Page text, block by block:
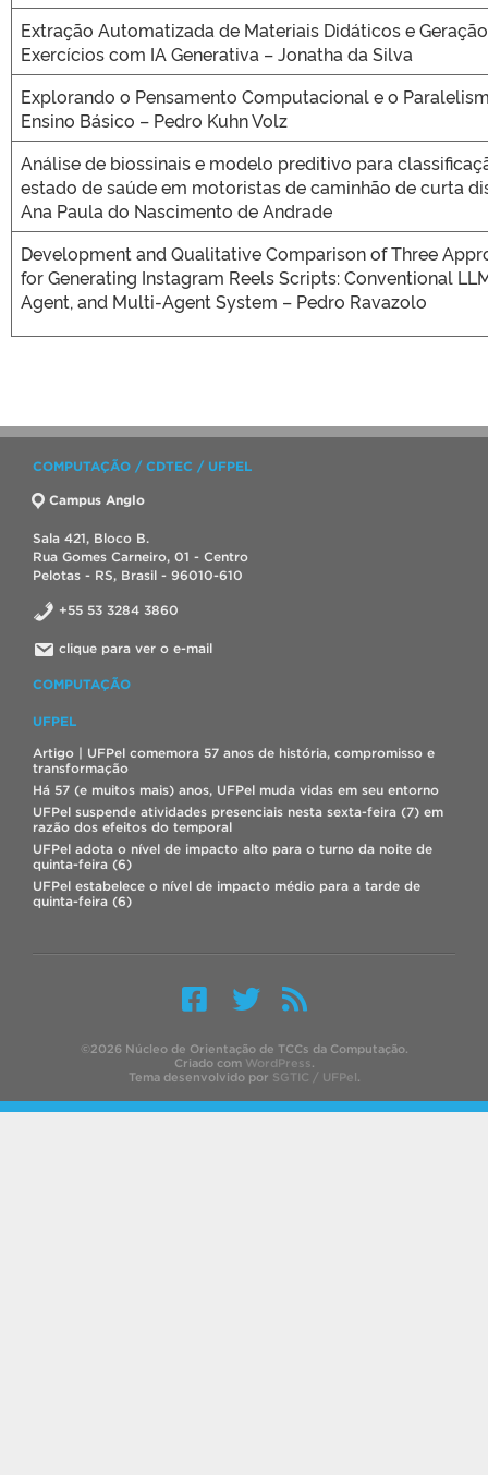
Extração Automatizada de Materiais Didáticos e
Exercícios com IA Generativa – Jonatha da Silva
Explorando o Pensamento Computacional e o
Ensino Básico – Pedro Kuhn Volz
Análise de biossinais e modelo preditivo para
estado de saúde em motoristas de caminhão de curta
Ana Paula do Nascimento de Andrade
Development and Qualitative Comparison of Three
for Generating Instagram Reels Scripts: Conventional
Agent, and Multi-Agent System – Pedro Ravazolo
COMPUTAÇÃO / CDTEC / UFPEL
Campus Anglo
Sala 421, Bloco B.
Rua Gomes Carneiro, 01 - Centro
Pelotas - RS, Brasil - 96010-610
+55 53 3284 3860
clique para ver o e-mail
COMPUTAÇÃO
UFPEL
Artigo | UFPel comemora 57 anos de história, compromisso e
transformação
Há 57 (e muitos mais) anos, UFPel muda vidas em seu entorno
UFPel suspende atividades presenciais nesta sexta-feira (7) em
razão dos efeitos do temporal
UFPel adota o nível de impacto alto para o turno da noite de
quinta-feira (6)
UFPel estabelece o nível de impacto médio para a tarde de
quinta-feira (6)
©2026 Núcleo de Orientação de TCCs da Computação.
Criado com WordPress.
Tema desenvolvido por SGTIC / UFPel.